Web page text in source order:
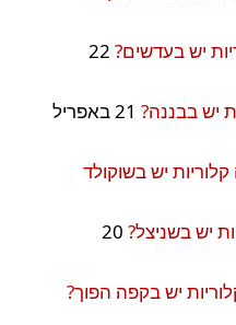
יש בעדשים? 22
יש בבננה?
21 באפריל
יש בשוקולד
יש בשניצל? 20
יש בקפה הפוך?